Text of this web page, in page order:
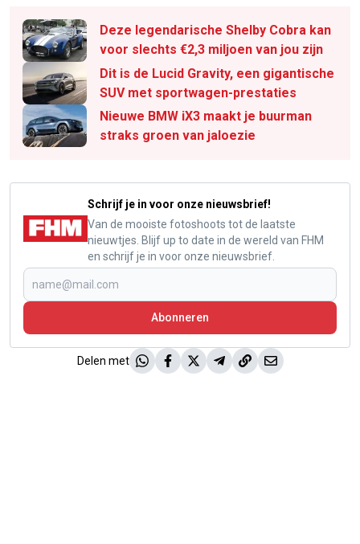
Deze legendarische Shelby Cobra kan
voor slechts €2,3 miljoen van jou zijn
Dit is de Lucid Gravity, een gigantische
SUV met sportwagen-prestaties
Nieuwe BMW iX3 maakt je buurman
straks groen van jaloezie
Schrijf je in voor onze nieuwsbrief!
Van de mooiste fotoshoots tot de laatste
nieuwtjes. Blijf up to date in de wereld van FHM
en schrijf je in voor onze nieuwsbrief.
Abonneren
Delen met